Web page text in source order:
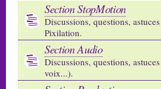
Section StopMotion
Discussions, questions,
Pixilation.
Section Audio
Discussions, questions,
voix...).